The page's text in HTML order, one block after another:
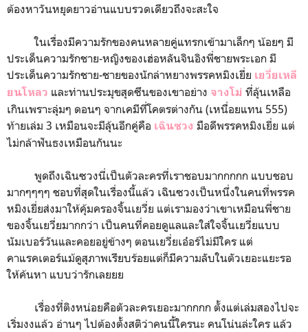
ต้องหาวันหยุดยาวอ่านแบบรวดเดียวถึงจะสะใจ
ในเรื่องมีความรักของคนหลายคู่แทรกเข้ามาเล็กๆ น้อยๆ มี
ประเด็นความรักชาย-หญิงของเฮ่อหลันจินอิงพี่ชายพระเอก มี
ประเด็นความรักชาย-ชายของนักล่าหยางพรรคหมิงเยี่ย เยวี่ยเหลี
ยนโหลว และท่านประมุขสุดซึนของเขาอย่าง จางโม่ ที่ลุ้นเหลือ
เกินเพราะลุ่มๆ ดอนๆ จากเคมีที่โคตรต่างกัน (เหนื่อยแทน 555)
ท้ายเล่ม 3 เหมือนจะมีลุ้นอีกคู่คือ เฉินซวง มือดีพรรคหมิงเยี่ย แต่
ไม่กล้าฟันธงเหมือนกันนะ
พูดถึงเฉินซวงนี่เป็นตัวละครที่เราชอบมากกกกก แบบชอบ
มากๆๆๆๆ ชอบที่สุดในเรื่องนี้แล้ว เฉินซวงเป็นหนึ่งในคนที่พรรค
หมิงเยี่ยส่งมาให้คุ้มครองจิ้นเยวี่ย แต่เรามองว่าเขาเหมือนพี่ชาย
ของจิ้นเยวี่ยมากกว่า เป็นคนที่คอยดูแลและใส่ใจจิ้นเยวี่ยแบบ
นัมเบอร์วันและคอยอยู่ข้างๆ ตอนเยวี่ยเอ๋อร์ไม่มีใคร แต่
คาแรคเตอร์แม้ดูสุภาพเรียบร้อยแต่ก็มีความลับในตัวเยอะแยะรอ
ให้ค้นหา แบบว่ารักเลยยย
เรื่องที่ติงหน่อยคือตัวละครเยอะมากกกก ตั้งแต่เล่มสองไปจะ
เริ่มงงแล้ว อ่านๆ ไปต้องตั้งสติว่าคนนี้ใครนะ คนโน่นล่ะใคร แล้ว